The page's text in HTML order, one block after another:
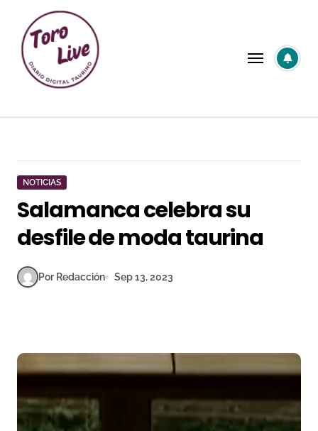
contenido
NOTICIAS
Salamanca celebra su
desfile de moda taurina
Por Redacción Sep 13, 2023